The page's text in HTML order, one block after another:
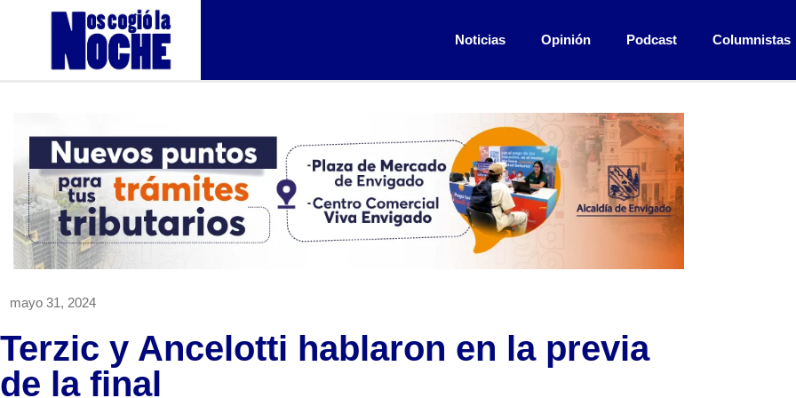
Noticias Opinión Podcast Columnistas
mayo 31, 2024
Terzic y Ancelotti hablaron en la previa
de la final